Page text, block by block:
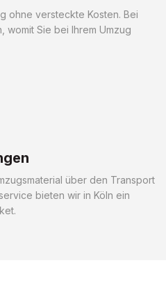
ohne versteckte Kosten. Bei
womit Sie bei Ihrem Umzug
über den Transport
bieten wir in Köln ein